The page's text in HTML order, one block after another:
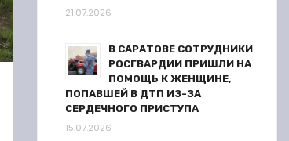
21.07.2026
В САРАТОВЕ СОТРУДНИКИ
РОСГВАРДИИ ПРИШЛИ НА
ПОМОЩЬ К ЖЕНЩИНЕ,
ПОПАВШЕЙ В ДТП ИЗ-ЗА
СЕРДЕЧНОГО ПРИСТУПА
15.07.2026